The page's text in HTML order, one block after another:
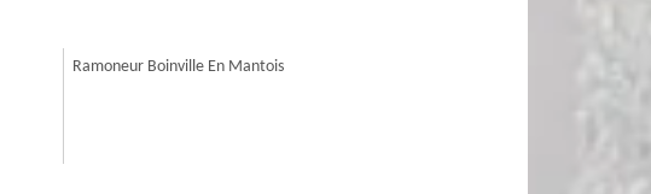
Ramoneur Boinville En Mantois